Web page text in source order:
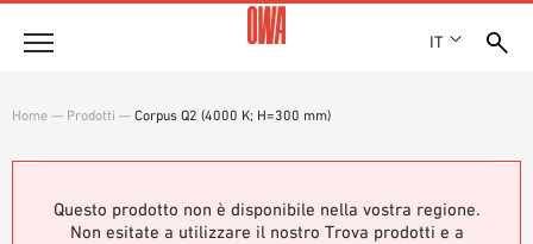
IT
Prodotti
PANORAMICA PRODOTTI
RICERCA GUIDATA
Soluzioni
Home — Prodotti — Corpus Q2 (4000 K; H=300 mm)
Questo prodotto non è disponibile nella vostra regione.
Non esitate a utilizzare il nostro Trova prodotti e a